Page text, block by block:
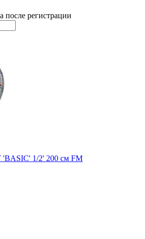
после регистрации
'BASIC' 1/2' 200 см FM